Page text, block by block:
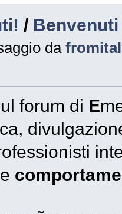
/
da
forum di E